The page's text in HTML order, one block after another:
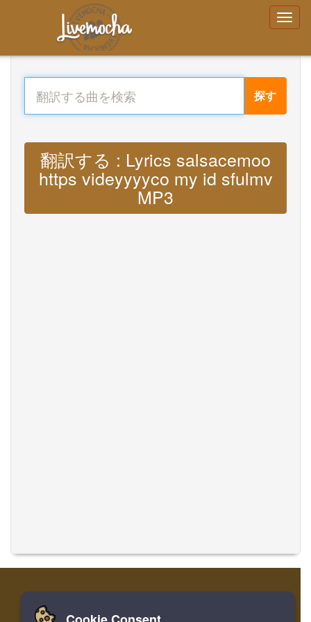
探す
翻訳する : Lyrics salsacemoo
https videyyyyco my id sfulmv
MP3